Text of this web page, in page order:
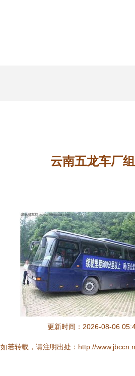
云南五龙车厂
更新时间：2026-08-06
如若转载，请注明出处：http://